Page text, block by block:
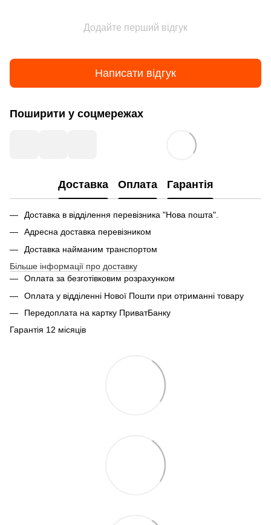
Додайте перший відгук
Написати відгук
Поширити у соцмережах
Доставка Оплата Гарантія
Доставка в відділення перевізника "Нова пошта".
Адресна доставка перевізником
Доставка найманим транспортом
Більше інформації про доставку
Оплата за безготівковим розрахунком
Оплата у відділенні Нової Пошти при отриманні товару
Передоплата на картку ПриватБанку
Гарантія 12 місяців